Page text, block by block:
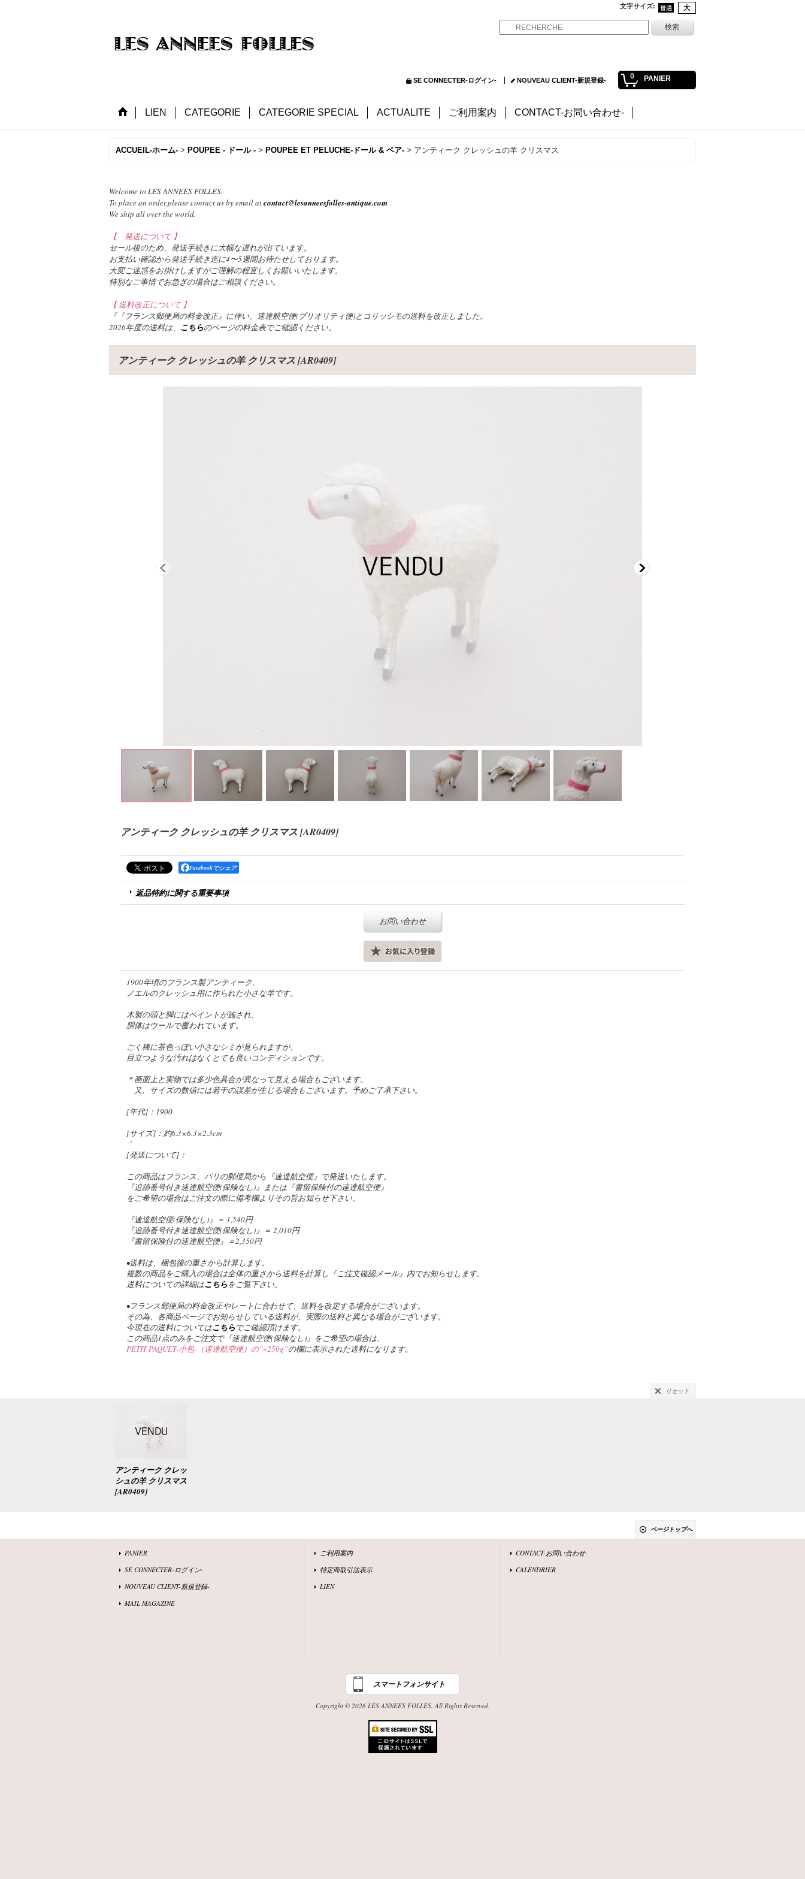
文字サイズ:
0 PANIER
SE CONNECTER-ログイン- NOUVEAU CLIENT-新規登録-
LIEN CATEGORIE CATEGORIE SPECIAL ACTUALITE ご利用案内 CONTACT-お問い合わせ-
ACCUEIL-ホーム- > POUPEE - ドール - > POUPEE ET PELUCHE-ドール & ベア- > アンティーク クレッシュの羊 クリスマス
Welcome to LES ANNEES FOLLES.
To place an order,please contact us by email atcontact@lesanneesfolles-antique.com
We ship all over the world.
【 発送について 】
セール後のため、発送手続きに大幅な遅れが出ています。
お支払い確認から発送手続き迄に4〜5週間お待たせしております。
大変ご迷惑をお掛けしますがご理解の程宜しくお願いいたします。
特別なご事情でお急ぎの場合はご相談ください。
【 送料改正について 】
『『フランス郵便局の料金改正』に伴い、速達航空便(プリオリティ便)とコリッシモの送料を改正しました。
2026年度の送料は、 こちらのページの料金表でご確認ください。
アンティーク クレッシュの羊 クリスマス [AR0409]
アンティーク クレッシュの羊 クリスマス [AR0409]
Facebookでシェア
返品特約に関する重要事項
お問い合わせ
1900年頃のフランス製アンティーク、
ノエルのクレッシュ用に作られた小さな羊です。
木製の頭と脚にはペイントが施され、
胴体はウールで覆われています。
ごく稀に茶色っぽい小さなシミが見られますが、
目立つような汚れはなくとても良いコンディションです。
＊画面上と実物では多少色具合が異なって見える場合もございます。
又、サイズの数値には若干の誤差が生じる場合もございます。予めご了承下さい。
[年代]：1900
[サイズ]：約6.3×6.3×2.3cm
｀
[発送について]：
この商品はフランス、パリの郵便局から『速達航空便』で発送いたします。
『追跡番号付き速達航空便(保険なし)』または『書留保険付の速達航空便』
をご希望の場合はご注文の際に備考欄よりその旨お知らせ下さい。
『速達航空便(保険なし)』＝ 1,540円
『追跡番号付き速達航空便(保険なし)』＝ 2,010円
『書留保険付の速達航空便』＝2,350円
•送料は、梱包後の重さから計算します。
複数の商品をご購入の場合は全体の重さから送料を計算し『ご注文確認メール』内でお知らせします。
送料についての詳細はこちらをご覧下さい。
•フランス郵便局の料金改正やレートに合わせて、送料を改定する場合がございます。
その為、各商品ページでお知らせしている送料が、実際の送料と異なる場合がございます。
今現在の送料についてはこちらでご確認頂けます。
この商品1点のみをご注文で『速達航空便(保険なし)』をご希望の場合は、
PETIT PAQUET-小包-（速達航空便）の”~250g”の欄に表示された送料になります。
リセット
アンティーク クレッ
シュの羊 クリスマス
[AR0409]
ページトップへ
PANIER
SE CONNECTER-ログイン-
NOUVEAU CLIENT-新規登録-
MAIL MAGAZINE
ご利用案内
特定商取引法表示
LIEN
CONTACT-お問い合わせ-
CALENDRIER
スマートフォンサイト
Copyright © 2026 LES ANNEES FOLLES. All Rights Reserved.